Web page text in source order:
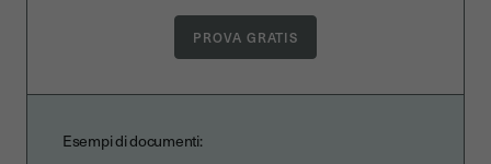
Esempi di documenti: